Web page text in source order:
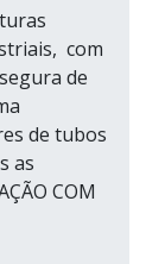
com
de
de tubos
as
COM